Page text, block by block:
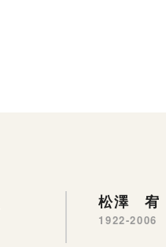
松澤 宥
1922-2006